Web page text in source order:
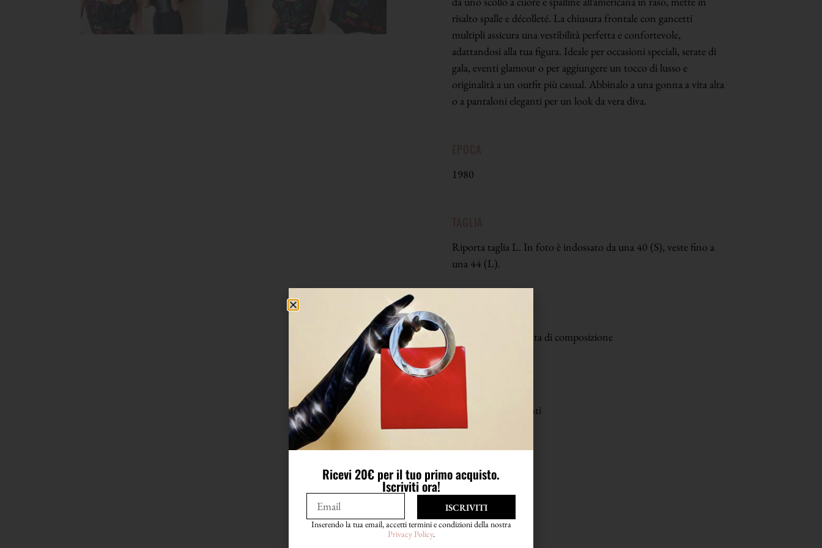
risalto spalle e décolleté. La chiusura frontale con gancetti
multipli assicura una vestibilità perfetta e confortevole,
adattandosi alla tua figura. Ideale per occasioni speciali, serate di
gala, eventi glamour o per aggiungere un tocco di lusso e
originalità a un outfit più casual. Abbinalo a una gonna a vita alta
o a pantaloni eleganti per un look da vera diva.
1980
Riporta taglia L. In foto è indossato da una 40 (S), veste fino a
una 44 (L).
Non riporta etichetta di composizione
CONDIZIONI
Condizioni eccellenti
Lavare in acqua
Ricevi 20€ per il tuo primo acquisto.
Iscriviti ora!
ISCRIVITI
Inserendo la tua email, accetti termini e condizioni della nostra
Privacy Policy.